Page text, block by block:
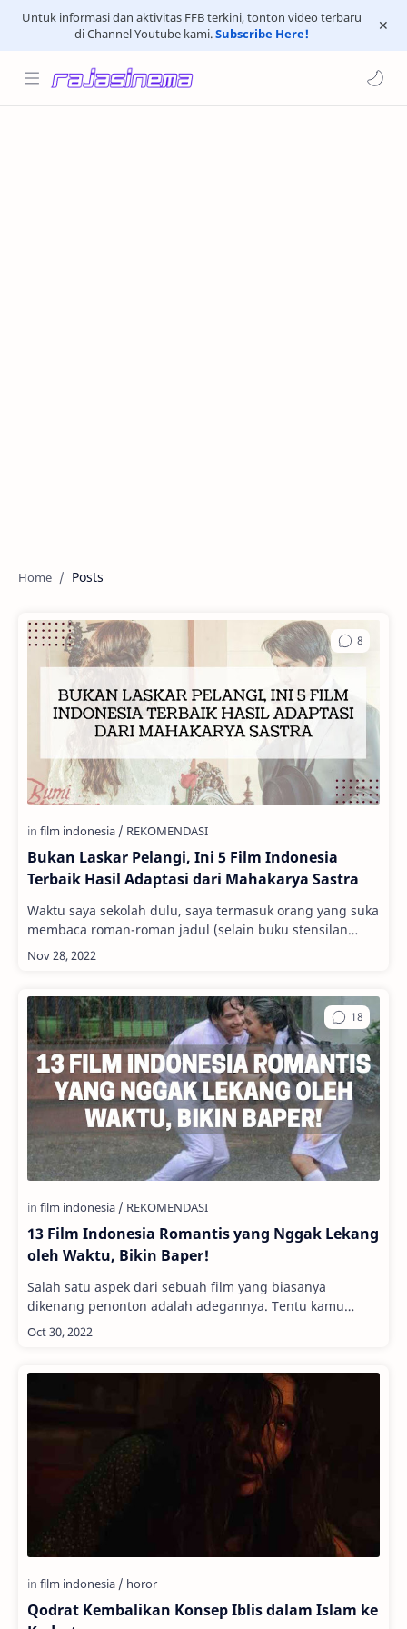
Untuk informasi dan aktivitas FFB terkini, tonton video terbaru
di Channel Youtube kami.Subscribe Here!
Posts
Bukan Laskar Pelangi, Ini 5 Film Indonesia
Terbaik Hasil Adaptasi dari Mahakarya Sastra
Waktu saya sekolah dulu, saya termasuk orang yang suka
membaca roman-roman jadul (selain buku stensilan
tentunya). Bukan, itu bukan karena …
13 Film Indonesia Romantis yang Nggak Lekang
oleh Waktu, Bikin Baper!
Salah satu aspek dari sebuah film yang biasanya
dikenang penonton adalah adegannya. Tentu kamu
nggak akan lupa ‘kan dengan adegan ikonik di film…
Qodrat Kembalikan Konsep Iblis dalam Islam ke